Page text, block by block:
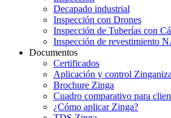
Decapado industrial
Inspección con Drones
Inspección de Tuberías con
Inspección de revestimiento
Documentos
Certificados
Aplicación y control
Brochure Zinga
Cuadro comparativo para
¿Cómo aplicar Zinga?